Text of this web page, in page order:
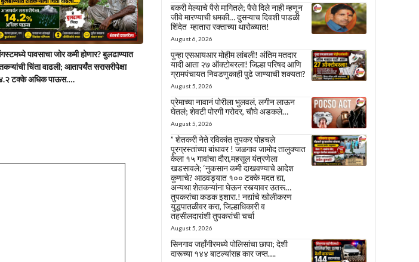
पावसाचा जोर कमी होणार? बुलढाण्यात
चिंता वाढली; आतापर्यंत सरासरीपेक्षा
टक्के अधिक पाऊस….
बकरी मेल्याचे पैसे मागितले; पैसे दिले नाही म्हणून
जीवे मारण्याची धमकी… दुसऱ्याच दिवशी पाडळी
शिंदेत म्हातारा रक्ताच्या थारोळ्यात!
August 6, 2026
पुन्हा एसआयआर मोहीम लांबली! अंतिम मतदार
यादी आता २७ ऑक्टोबरला! जिल्हा परिषद आणि
ग्रामपंचायत निवडणुकाही पुढे जाण्याची शक्यता?
August 5, 2026
प्रेमाच्या नावानं पोरीला भुलवलं, लगीन लाऊन
घेतलं; शेवटी पोरगी गरोदर, चौघे अडकले…
August 5, 2026
” शेतकरी नेते रविकांत तुपकर पोहचले
पूरग्रस्तांच्या बांधावर ! जळगाव जामोद तालुक्यात
केला १५ गावांचा दौरा,महसूल यंत्रणेला
खडसावले; ‘नुकसान कमी दाखवण्याचे आदेश
कुणाचे? आठवड्यात १०० टक्के मदत द्या,
अन्यथा शेतकऱ्यांना घेऊन रस्त्यावर उतरू…
तुपकरांचा कडक इशारा.! नद्यांचे खोलीकरण
युद्धपातळीवर करा, जिल्हाधिकारी व
तहसीलदारांशी तुपकरांची चर्चा
August 5, 2026
सिनगाव जहाँगीरमध्ये पोलिसांचा छापा; देशी
दारूच्या १४४ बाटल्यांसह कार जप्त….